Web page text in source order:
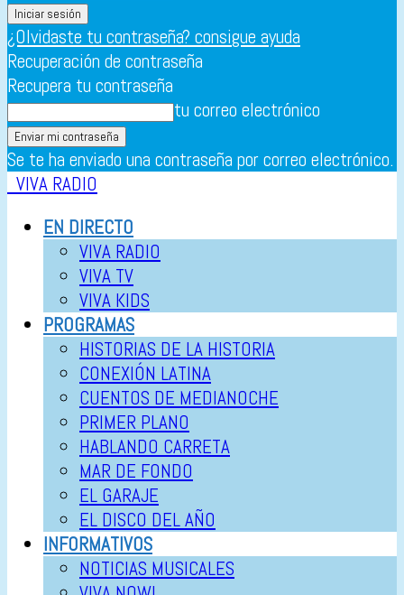
¿Olvidaste tu contraseña? consigue ayuda
Recuperación de contraseña
Recupera tu contraseña
tu correo electrónico
Se te ha enviado una contraseña por correo electrónico.
VIVA RADIO
EN DIRECTO
VIVA RADIO
VIVA TV
VIVA KIDS
PROGRAMAS
HISTORIAS DE LA HISTORIA
CONEXIÓN LATINA
CUENTOS DE MEDIANOCHE
PRIMER PLANO
HABLANDO CARRETA
MAR DE FONDO
EL GARAJE
EL DISCO DEL AÑO
INFORMATIVOS
NOTICIAS MUSICALES